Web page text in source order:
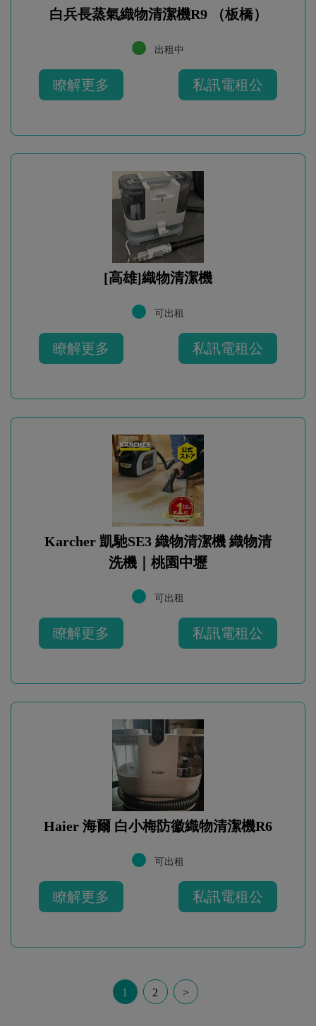
白兵長蒸氣織物清潔機R9 （板橋）
出租中
瞭解更多 私訊電租公
[高雄]織物清潔機
可出租
瞭解更多 私訊電租公
Karcher 凱馳SE3 織物清潔機 織物清
洗機｜桃園中壢
可出租
瞭解更多 私訊電租公
Haier 海爾 白小梅防徽織物清潔機R6
可出租
瞭解更多 私訊電租公
1 2 >